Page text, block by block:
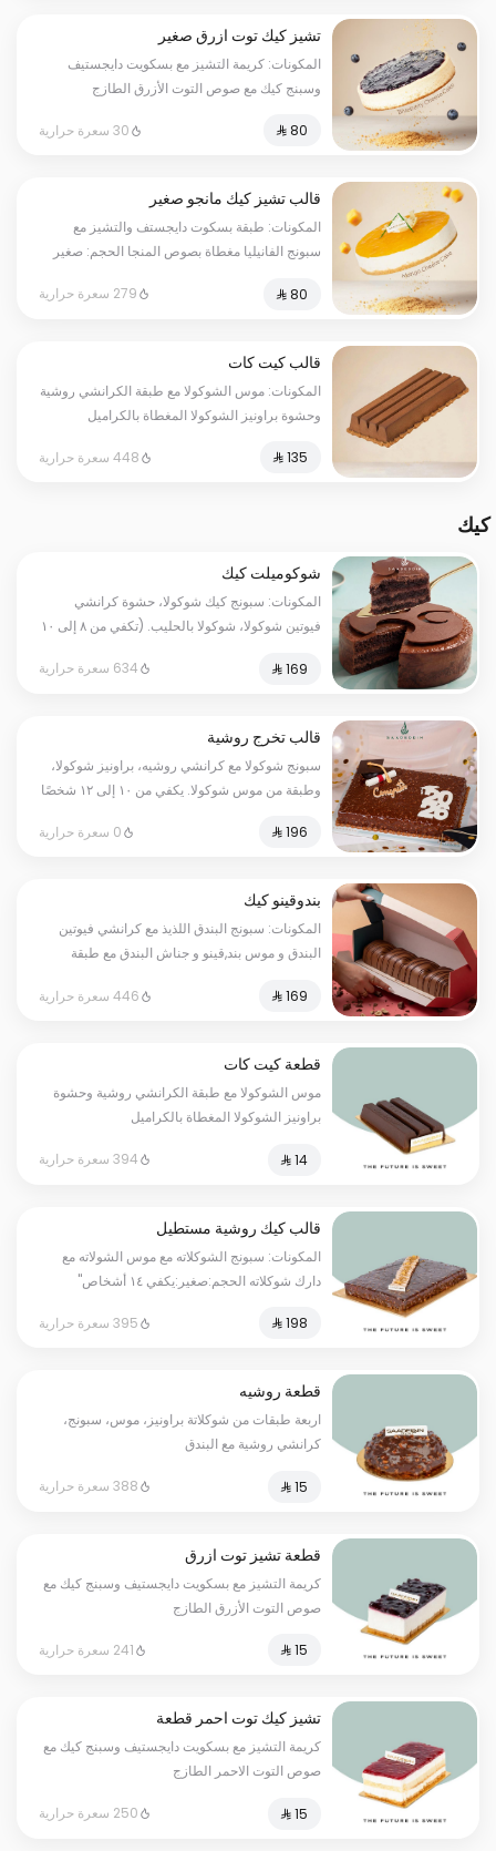
تشيز كيك توت ازرق صغير
المكونات: كريمة التشيز مع بسكويت دايجستيف
وسبنج كيك مع صوص التوت الأزرق الطازج
30 سعرة حرارية
قالب تشيز كيك مانجو صغير
المكونات: طبقة بسكوت دايجستف والتشيز مع
سبونج الفانيليا مغطاة بصوص المنجا الحجم: صغير
279 سعرة حرارية
قالب كيت كات
المكونات: موس الشوكولا مع طبقة الكرانشي روشية
وحشوة براونيز الشوكولا المغطاة بالكراميل
448 سعرة حرارية
كيك
شوكوميلت كيك
المكونات: سبونج كيك شوكولا، حشوة كرانشي
فيوتين شوكولا، شوكولا بالحليب. (تكفي من ٨ إلى ١٠
634 سعرة حرارية
قالب تخرج روشية
سبونج شوكولا مع كرانشي روشيه، براونيز شوكولا،
وطبقة من موس شوكولا. يكفي من ١٠ إلى ١٢ شخصًا
0 سعرة حرارية
بندوقينو كيك
المكونات: سبونج البندق اللذيذ مع كرانشي فيوتين
البندق و موس بند,قينو و جناش البندق مع طبقة
446 سعرة حرارية
قطعة كيت كات
موس الشوكولا مع طبقة الكرانشي روشية وحشوة
براونيز الشوكولا المغطاة بالكراميل
⁨⁦‪‬ 14⁩ 394 سعرة حرارية
قالب كيك روشية مستطيل
المكونات: سبونج الشوكلاته مع موس الشولاته مع
دارك شوكلاته الحجم:صغير:يكفي ١٤ أشخاص"
395 سعرة حرارية
قطعة روشيه
اربعة طبقات من شوكلاتة براونيز، موس، سبونج،
كرانشي روشية مع البندق
388 سعرة حرارية
قطعة تشيز توت ازرق
كريمة التشيز مع بسكويت دايجستيف وسبنج كيك مع
صوص التوت الأزرق الطازج
241 سعرة حرارية
تشيز كيك توت احمر قطعة
كريمة التشيز مع بسكويت دايجستيف وسبنج كيك مع
صوص التوت الاحمر الطازج
250 سعرة حرارية